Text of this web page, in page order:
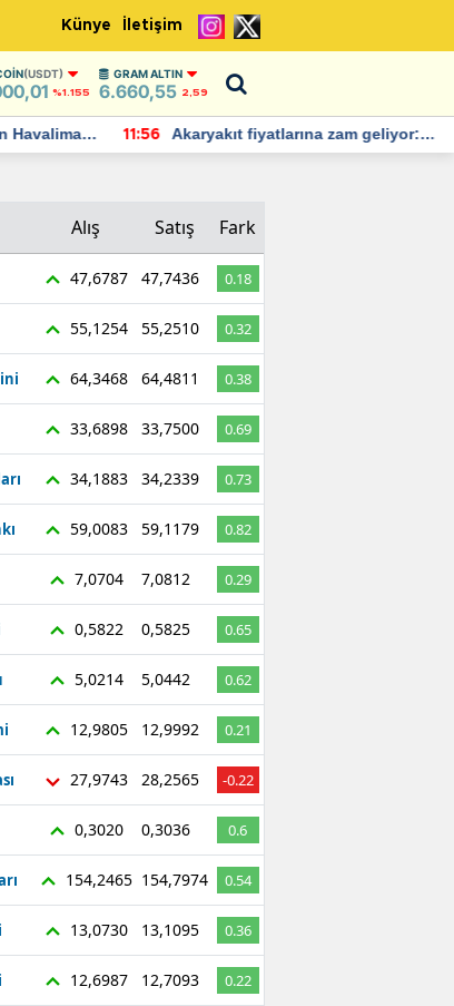
Künye İletişim
(USDT)
%1.155
GRAM ALTIN
6.660,55 2,59
Havalimanı
11:56
Akaryakıt fiyatlarına zam geliyor:
Yeni tarih açıklandı
Alış Satış Fark
47,6787 47,7436 0.18
55,1254 55,2510 0.32
64,3468 64,4811
0.38
33,6898 33,7500 0.69
34,1883 34,2339 0.73
59,0083 59,1179 0.82
7,0704 7,0812 0.29
0,5822 0,5825 0.65
5,0214 5,0442 0.62
12,9805 12,9992 0.21
27,9743 28,2565 -0.22
0,3020 0,3036 0.6
154,2465 154,7974 0.54
13,0730 13,1095 0.36
12,6987 12,7093 0.22